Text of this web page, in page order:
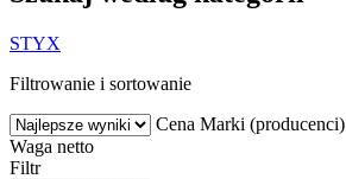
STYX
Filtrowanie i sortowanie
Cena Marki (producenci)
Waga netto
Filtr